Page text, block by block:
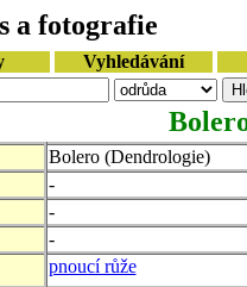
a fotografie
Vyhledávání
Bolero (Dendrologie)
-
-
-
pnoucí růže